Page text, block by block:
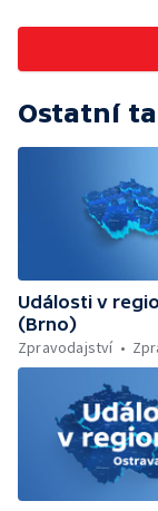
Ostatní
Události v
(Brno)
Zpravodajství